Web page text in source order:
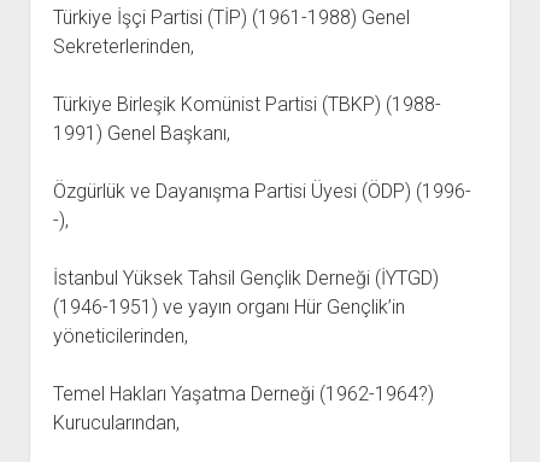
Türkiye İşçi Partisi (TİP) (1961-1988) Genel
Sekreterlerinden,
Türkiye Birleşik Komünist Partisi (TBKP) (1988-
1991) Genel Başkanı,
Özgürlük ve Dayanışma Partisi Üyesi (ÖDP) (1996-
-),
İstanbul Yüksek Tahsil Gençlik Derneği (İYTGD)
(1946-1951) ve yayın organı Hür Gençlik’in
yöneticilerinden,
Temel Hakları Yaşatma Derneği (1962-1964?)
Kurucularından,